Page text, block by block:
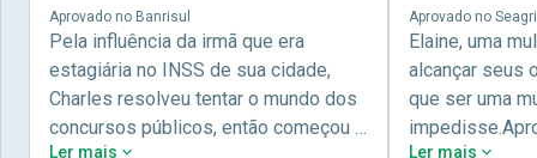
Aprovado no Banrisul
Pela influência da irmã que era
estagiária no INSS de sua cidade,
Charles resolveu tentar o mundo dos
concursos públicos, então começou a
Ler mais
Aprovado no
Elaine, uma
alcançar seus
que ser uma
Ler mais